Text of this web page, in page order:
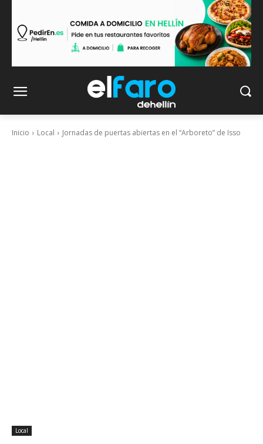
Inicio Local Jornadas de puertas abiertas en el “Arboreto” de Isso
Local